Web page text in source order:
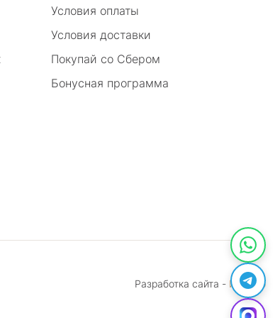
Условия оплаты
Условия доставки
Покупай со Сбером
Бонусная программа
Разработка сайта - Инмако